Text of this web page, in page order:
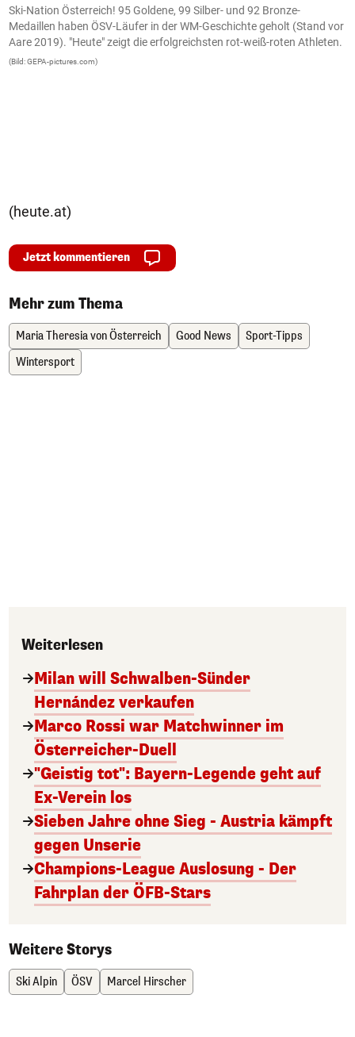
Ski-Nation Österreich! 95 Goldene, 99 Silber- und 92 Bronze-
Medaillen haben ÖSV-Läufer in der WM-Geschichte geholt (Stand vor
Aare 2019). "Heute" zeigt die erfolgreichsten rot-weiß-roten Athleten.
(Bild: GEPA-pictures.com)
(heute.at)
Jetzt kommentieren
Mehr zum Thema
Maria Theresia von Österreich Good News
Sport-Tipps
Wintersport
Weiterlesen
Milan will Schwalben-Sünder
Hernández verkaufen
Marco Rossi war Matchwinner im
Österreicher-Duell
"Geistig tot": Bayern-Legende geht auf
Ex-Verein los
Sieben Jahre ohne Sieg - Austria kämpft
gegen Unserie
Champions-League Auslosung - Der
Fahrplan der ÖFB-Stars
Weitere Storys
Ski Alpin ÖSV Marcel Hirscher